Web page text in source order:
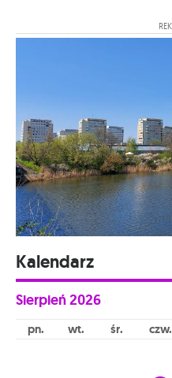
Kalendarz
Sierpień2026
pn wt śr czw